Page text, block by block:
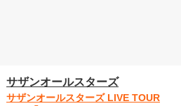
サザンオールスターズ
サザンオールスターズ LIVE TOUR